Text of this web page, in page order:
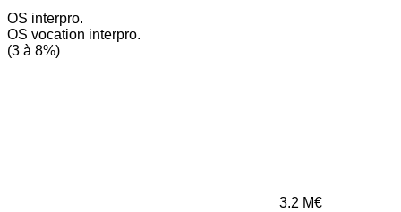
OS interpro.
OS vocation interpro.
(3 à 8%)
3.2 M€